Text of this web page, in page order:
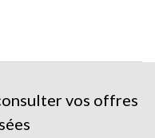
vos offres